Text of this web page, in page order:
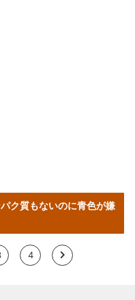
ク質もないのに青色が嫌
4 >